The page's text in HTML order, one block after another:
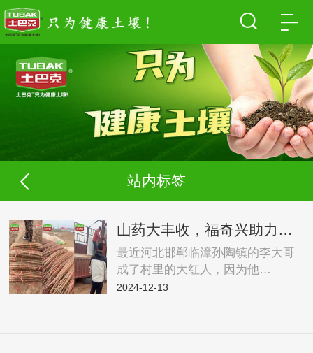
站内标签
山药大丰收，福奇兴助力，个大粗又直，收购商抢疯了！
最近河北邯郸临漳孙陶镇的李大哥
成了村里的大红人，因为他…
2024-12-13